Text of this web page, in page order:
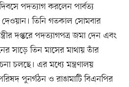
পদত্যাগ করলেন পার্বত্য
দেওয়ান। তিনি গতকাল সোমবার
দপ্তরে পদত্যাগপত্র জমা দেন এবং
সাড়ে তিন মাসের মাথায় তাঁর
চলছে। এর মধ্যে মন্ত্রণালয়
পুনর্গঠন ও রাঙামাটি বিএনপির